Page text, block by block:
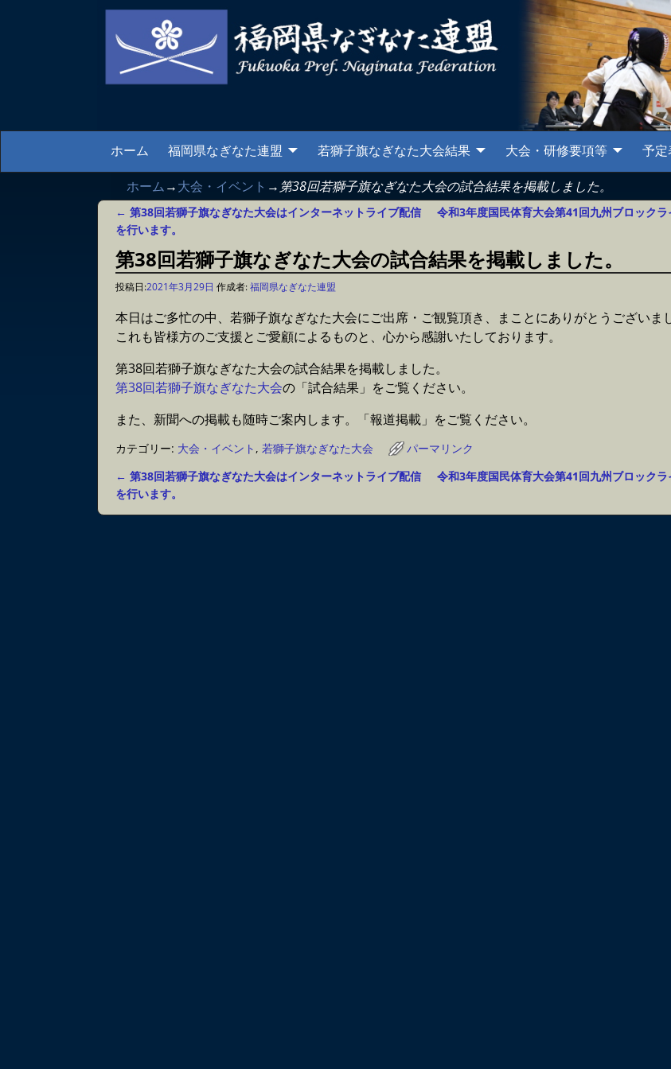
ホーム 福岡県なぎなた連盟 若獅子旗なぎなた大会結果 大会・研修要項等 予定
ホーム→大会・イベント → 第38回若獅子旗なぎなた大会の試合結果を掲載しました。
投稿ナビゲーション
← 第38回若獅子旗なぎなた大会はインターネットライブ配信
を行います。
令和3年度国民体育大会第41回九州ブロック
第38回若獅子旗なぎなた大会の試合結果を掲載しました。
投稿日:2021年3月29日 作成者:福岡県なぎなた連盟
本日はご多忙の中、若獅子旗なぎなた大会にご出席・ご観覧頂き、まことにありがとうございまし
これも皆様方のご支援とご愛顧によるものと、心から感謝いたしております。
第38回若獅子旗なぎなた大会の試合結果を掲載しました。
第38回若獅子旗なぎなた大会の「試合結果」をご覧ください。
また、新聞への掲載も随時ご案内します。「報道掲載」をご覧ください。
カテゴリー: 大会・イベント , 若獅子旗なぎなた大会 パーマリンク
投稿ナビゲーション
← 第38回若獅子旗なぎなた大会はインターネットライブ配信
を行います。
令和3年度国民体育大会第41回九州ブロック